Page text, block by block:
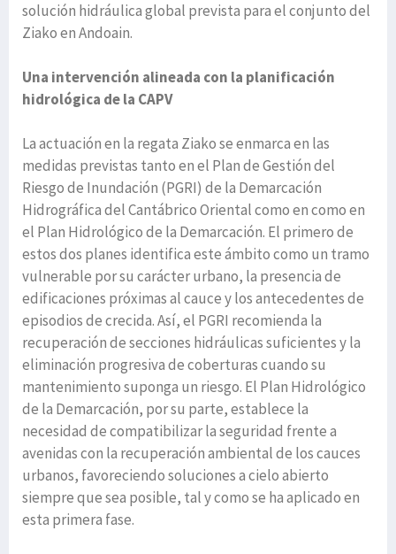
solución hidráulica global prevista para el conjunto del
Ziako en Andoain.
Una intervención alineada con la planificación
hidrológica de la CAPV
La actuación en la regata Ziako se enmarca en las
medidas previstas tanto en el Plan de Gestión del
Riesgo de Inundación (PGRI) de la Demarcación
Hidrográfica del Cantábrico Oriental como en como en
el Plan Hidrológico de la Demarcación. El primero de
estos dos planes identifica este ámbito como un tramo
vulnerable por su carácter urbano, la presencia de
edificaciones próximas al cauce y los antecedentes de
episodios de crecida. Así, el PGRI recomienda la
recuperación de secciones hidráulicas suficientes y la
eliminación progresiva de coberturas cuando su
mantenimiento suponga un riesgo. El Plan Hidrológico
de la Demarcación, por su parte, establece la
necesidad de compatibilizar la seguridad frente a
avenidas con la recuperación ambiental de los cauces
urbanos, favoreciendo soluciones a cielo abierto
siempre que sea posible, tal y como se ha aplicado en
esta primera fase.